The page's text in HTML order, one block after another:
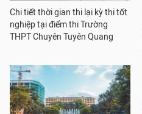
Chi tiết thời gian thi lại kỳ thi tốt
nghiệp tại điểm thi Trường
THPT Chuyên Tuyên Quang